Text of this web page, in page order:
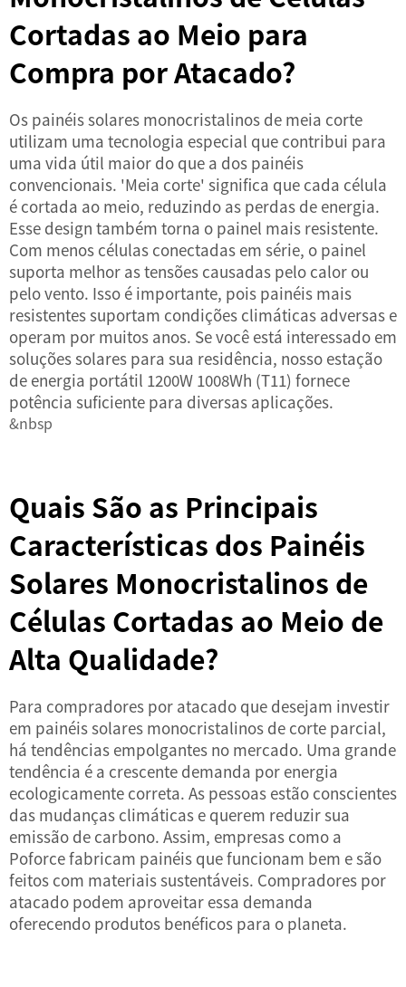
Cortadas ao Meio para
Compra por Atacado?
Os painéis solares monocristalinos de meia corte
utilizam uma tecnologia especial que contribui para
uma vida útil maior do que a dos painéis
convencionais. 'Meia corte' significa que cada célula
é cortada ao meio, reduzindo as perdas de energia.
Esse design também torna o painel mais resistente.
Com menos células conectadas em série, o painel
suporta melhor as tensões causadas pelo calor ou
pelo vento. Isso é importante, pois painéis mais
resistentes suportam condições climáticas adversas e
operam por muitos anos. Se você está interessado em
soluções solares para sua residência, nosso estação
de energia portátil 1200W 1008Wh (T11) fornece
potência suficiente para diversas aplicações.
&nbsp
Quais São as Principais
Características dos Painéis
Solares Monocristalinos de
Células Cortadas ao Meio de
Alta Qualidade?
Para compradores por atacado que desejam investir
em painéis solares monocristalinos de corte parcial,
há tendências empolgantes no mercado. Uma grande
tendência é a crescente demanda por energia
ecologicamente correta. As pessoas estão conscientes
das mudanças climáticas e querem reduzir sua
emissão de carbono. Assim, empresas como a
Poforce fabricam painéis que funcionam bem e são
feitos com materiais sustentáveis. Compradores por
atacado podem aproveitar essa demanda
oferecendo produtos benéficos para o planeta.